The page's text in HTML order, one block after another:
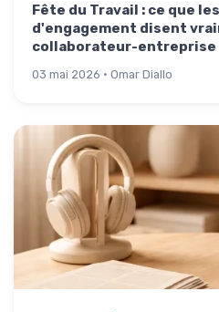
Fête du Travail : ce que
d'engagement disent
collaborateur-entreprise
03 mai 2026 · Omar Diallo